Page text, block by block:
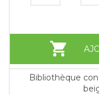
Bibliothèque